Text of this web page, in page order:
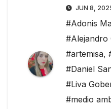
JUN 8,
#Adonis
#Alejandro
#artemisa,
#Daniel
#Liva
#medio